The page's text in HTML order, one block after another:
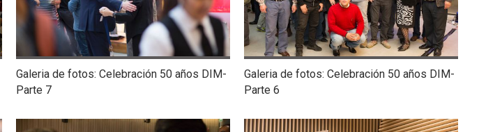
Galeria de fotos: Celebración 50 años DIM-
Parte 7
Galeria de fotos: Celebración 50 años DIM-
Parte 6